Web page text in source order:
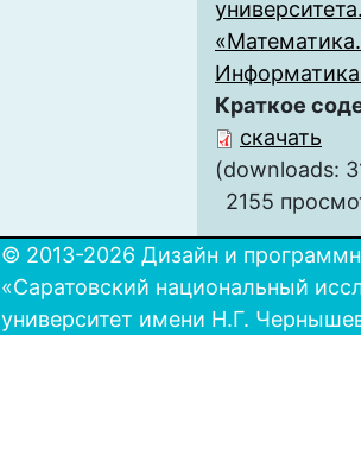
Краткое
скачать
(downloads:
2155
© 2013-2026 Дизайн и
«Саратовский национальный
университет имени Н.Г.